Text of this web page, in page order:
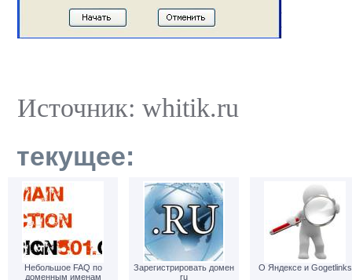
Источник: whitik.ru
текущее:
Небольшое FAQ по
доменным именам
Зарегистрировать домен
ru
О Яндексе и Gogetlinks